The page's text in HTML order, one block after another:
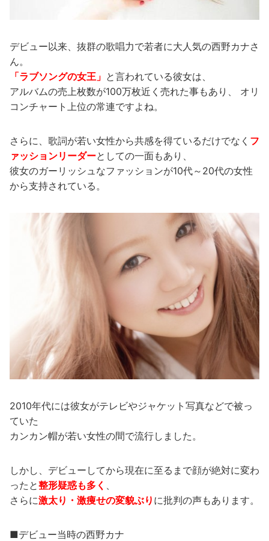
デビュー以来、抜群の歌唱力で若者に大人気の西野カナさ
ん。
「ラブソングの女王」 と言われている彼女は、
アルバムの売上枚数が100万枚近く売れた事もあり、 オリ
コンチャート上位の常連ですよね。
さらに、歌詞が若い女性から共感を得ているだけでなく フ
ァッションリーダーとしての一面もあり、
彼女のガーリッシュなファッションが10代～20代の女性
から支持されている。
2010年代には彼女がテレビやジャケット写真などで被っ
ていた
カンカン帽が若い女性の間で流行しました。
しかし、デビューしてから現在に至るまで顔が絶対に変わ
ったと整形疑惑も多く
さらに激太り・激痩せの変貌ぶり に批判の声もあります。
■デビュー当時の西野カナ